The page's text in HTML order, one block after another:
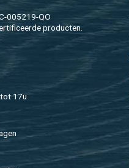
005219-QO
pro­duc­ten.
17u